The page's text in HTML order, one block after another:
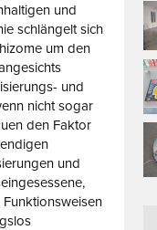
und
schlängelt sich
um den
und
nicht sogar
den Faktor
und